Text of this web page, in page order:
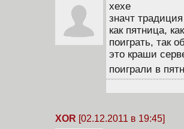
хехе
значт традиция
как пятница,
поиграть, так
это краши
поиграли в
XOR [02.12.2011 в 19:45]